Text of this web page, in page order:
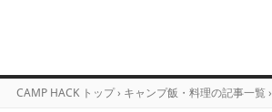
CAMP HACK トップ › キャンプ飯・料理の記事一覧 ›